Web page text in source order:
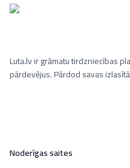
Luta.lv ir grāmatu tirdzniecības
pārdevējus. Pārdod savas
Noderīgas saites